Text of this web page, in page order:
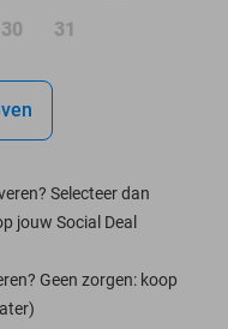
30 31
Selecteer dan
jouw Social Deal
Geen zorgen: koop